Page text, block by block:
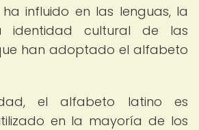
influido en las lenguas, la
identidad cultural de las
han adoptado el alfabeto
el alfabeto latino es
en la mayoría de los